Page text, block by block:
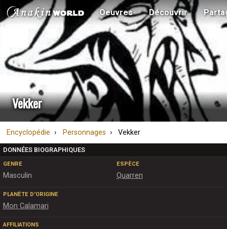
Oeuvres Découvrir
Vekker
Encyclopédie Personnages Vekker
DONNÉES BIOGRAPHIQUES
GENRE
Masculin
ESPÈCE
Quarren
PLANÈTE D'ORIGINE
Mon Calamari
AFFILIATIONS